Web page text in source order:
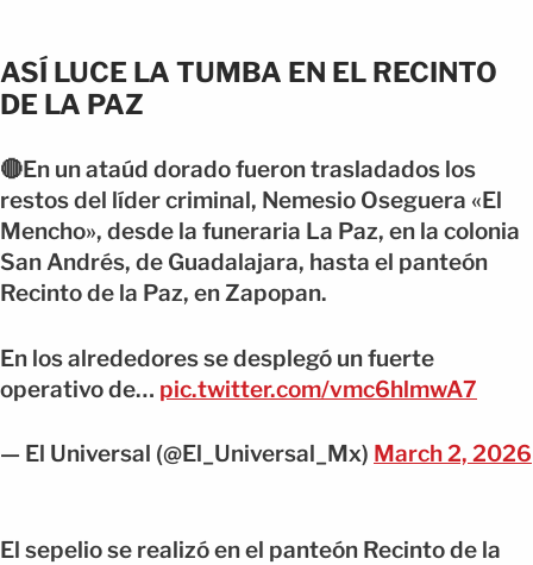
ASÍ LUCE LA TUMBA EN EL RECINTO
DE LA PAZ
🔴En un ataúd dorado fueron trasladados los
restos del líder criminal, Nemesio Oseguera «El
Mencho», desde la funeraria La Paz, en la colonia
San Andrés, de Guadalajara, hasta el panteón
Recinto de la Paz, en Zapopan.
En los alrededores se desplegó un fuerte
operativo de… pic.twitter.com/vmc6hlmwA7
— El Universal (@El_Universal_Mx) March 2, 2026
El sepelio se realizó en el panteón Recinto de la